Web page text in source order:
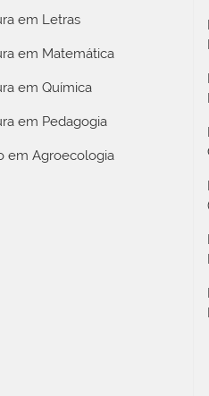
em Letras
em Matemática
em Química
em Pedagogia
em Agroecologia